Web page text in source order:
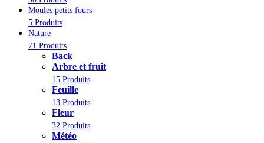
Moules petits fours
5 Produits
Nature
71 Produits
Back
Arbre et fruit
15 Produits
Feuille
13 Produits
Fleur
32 Produits
Météo